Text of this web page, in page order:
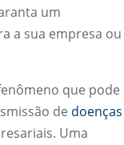
um
a sua empresa ou
que pode
de doenças
Uma